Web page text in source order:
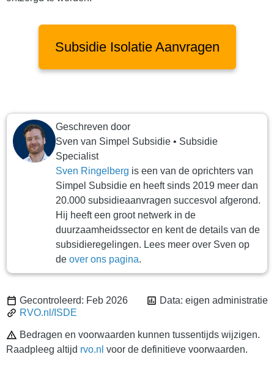
Subsidie Isolatie Aanvragen
Geschreven door
Sven van Simpel Subsidie • Subsidie
Specialist
Sven Ringelberg is een van de oprichters van
Simpel Subsidie en heeft sinds 2019 meer dan
20.000 subsidieaanvragen succesvol afgerond.
Hij heeft een groot netwerk in de
duurzaamheidssector en kent de details van de
subsidieregelingen. Lees meer over Sven op
de over ons pagina.
Gecontroleerd: Feb 2026
Data: eigen administratie
RVO.nl/ISDE
Bedragen en voorwaarden kunnen tussentijds wijzigen.
Raadpleeg altijd rvo.nl voor de definitieve voorwaarden.